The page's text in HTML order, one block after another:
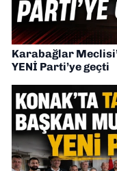
Karabağlar
YENİ Parti’ye geçti